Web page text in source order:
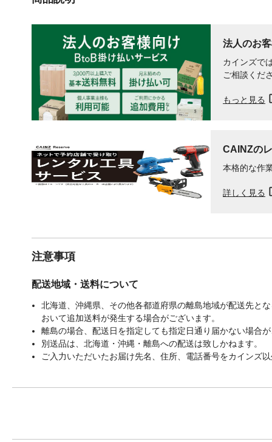
法人のお
カインズで
ご相談くだ
もっと見る
CAINZの
本格的な作
詳しく見る
注意事項
配送地域・送料について
北海道、沖縄県、その他各都道府県の離島地域が配送先と
おいて追加送料が発生する場合がございます。
離島の場合、配送日を指定しても指定日通り届かない場合
別送品は、北海道・沖縄・離島への配送は致しかねます。
ご入力いただいたお届け先名、住所、電話番号をカインズ